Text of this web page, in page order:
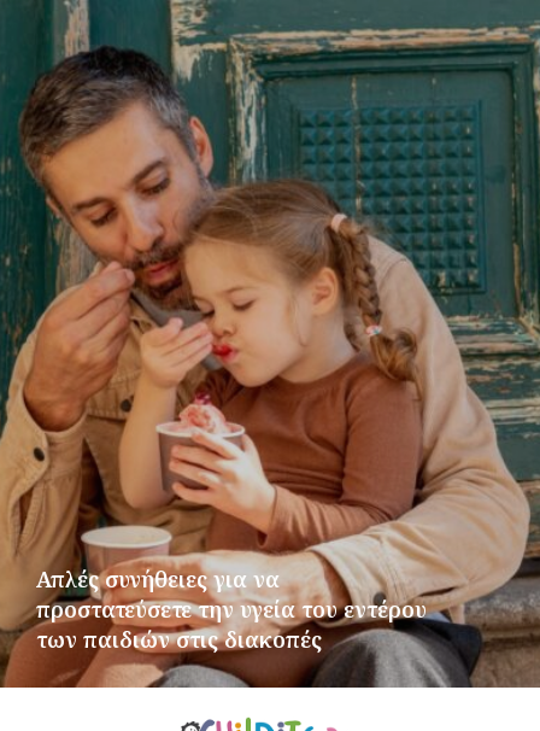
Απλές συνήθειες για να
προστατεύσετε την υγεία του εντέρου
των παιδιών στις διακοπές